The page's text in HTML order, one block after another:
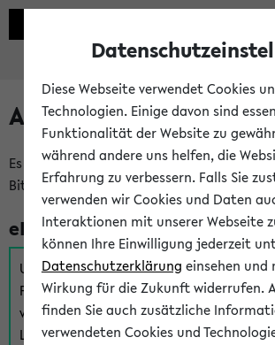
Anmeldung am eKVV
Es gibt mehrere Möglichkeiten zur
Bitte wählen Sie die für Sie richtige aus:
eKVV für Studierende
Um sich einen Stundenplan zu erstellen
Funktionen des eKVVs für Studierende
verwenden Sie diesen Link zur
Login:
Diese Webseite verwendet Cookies
Technologien. Einige davon sind
Funktionalität der Website zu
während andere uns helfen, die
Erfahrung zu verbessern. Falls Sie
verwenden wir Cookies und Daten
Interaktionen mit unserer Webseite
können Ihre Einwilligung jederzeit
Datenschutzerklärung einsehen und
Wirkung für die Zukunft widerrufen.
finden Sie auch zusätzliche
verwendeten Cookies und